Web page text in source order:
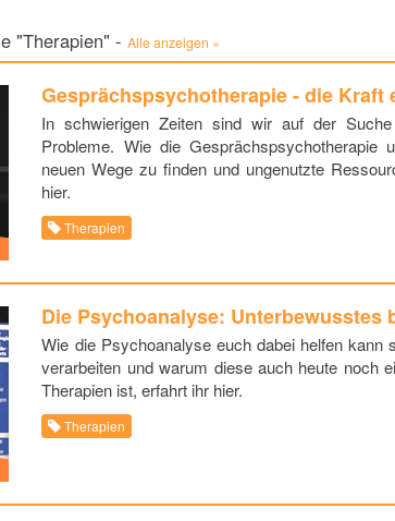
"Therapien" - Alle anzeigen »
Gesprächspsychotherapie - die Kraft
In schwierigen Zeiten sind wir auf der
Probleme. Wie die Gesprächspsychotherapie
neuen Wege zu finden und ungenutzte
hier.
Therapien
Die Psychoanalyse: Unterbewusstes
Wie die Psychoanalyse euch dabei helfen kann
verarbeiten und warum diese auch heute noch
Therapien ist, erfahrt ihr hier.
Therapien